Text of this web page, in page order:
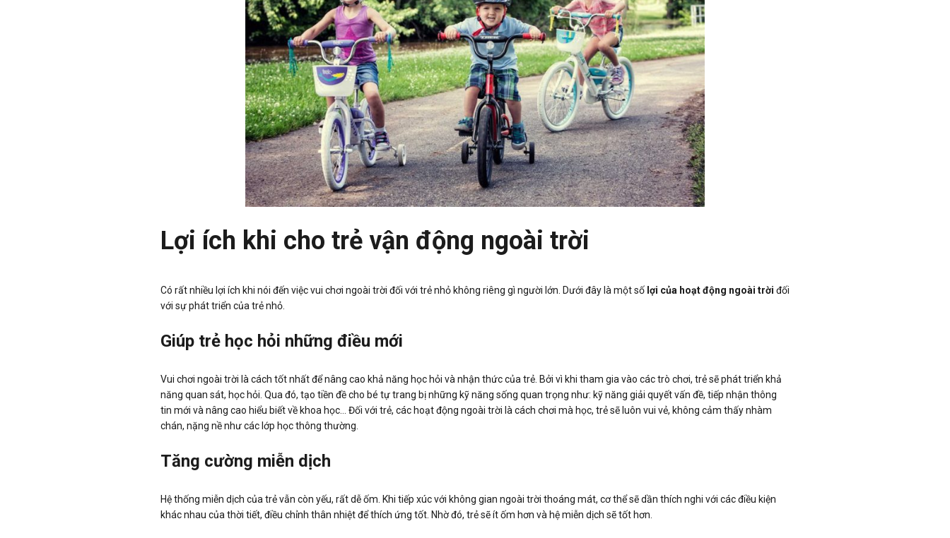
Lợi ích khi cho trẻ vận động ngoài trời
Có rất nhiều lợi ích khi nói đến việc vui chơi ngoài trời đối với trẻ nhỏ không riêng gì người lớn. Dưới đây là một số lợi của hoạt động ngoài trời đối
với sự phát triển của trẻ nhỏ.
Giúp trẻ học hỏi những điều mới
Vui chơi ngoài trời là cách tốt nhất để nâng cao khả năng học hỏi và nhận thức của trẻ. Bởi vì khi tham gia vào các trò chơi, trẻ sẽ phát triển khả
năng quan sát, học hỏi. Qua đó, tạo tiền đề cho bé tự trang bị những kỹ năng sống quan trọng như: kỹ năng giải quyết vấn đề, tiếp nhận thông
tin mới và nâng cao hiểu biết về khoa học… Đối với trẻ, các hoạt động ngoài trời là cách chơi mà học, trẻ sẽ luôn vui vẻ, không cảm thấy nhàm
chán, nặng nề như các lớp học thông thường.
Tăng cường miễn dịch
Hệ thống miễn dịch của trẻ vẫn còn yếu, rất dễ ốm. Khi tiếp xúc với không gian ngoài trời thoáng mát, cơ thể sẽ dần thích nghi với các điều kiện
khác nhau của thời tiết, điều chỉnh thân nhiệt để thích ứng tốt. Nhờ đó, trẻ sẽ ít ốm hơn và hệ miễn dịch sẽ tốt hơn.